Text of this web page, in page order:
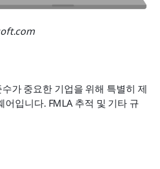
가 중요한 기업을 위해 특별히 제
어입니다. FMLA 추적 및 기타 규